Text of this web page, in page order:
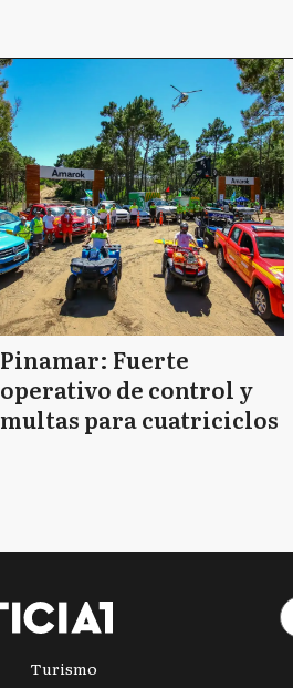
Pinamar: Fuerte
operativo de control y
multas para cuatriciclos
Turismo